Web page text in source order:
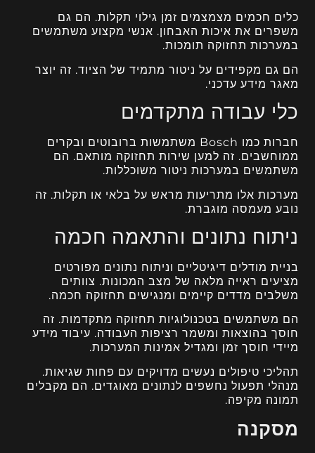
כלים חכמים מצמצמים זמן גילוי תקלות. הם גם
משפרים את איכות האבחון. אנשי מקצוע משתמשים
במערכות תחזוקה תומכות.
הם גם מקפידים על ניטור מתמיד של הציוד. זה יוצר
מאגר מידע עדכני.
כלי עבודה מתקדמים
חברות כמו Bosch משתמשות ברובוטים ובקרים
ממוחשבים. זה למען שירות תחזוקה מותאם. הם
משתמשים במערכות ניטור משוכללות.
מערכות אלו מתריעות מראש על בלאי או תקלות. זה
נובע מעמסה מוגברת.
ניתוח נתונים והתאמה חכמה
בניית מודלים דיגיטליים וניתוח נתונים מפורטים
מציעים ראייה מלאה של מצב המכונות. צוותים
משלבים מדדים קיימים ומנגישים תחזוקה חכמה.
הם משתמשים בטכנולוגיות תחזוקה מתקדמות. זה
חוסך בהוצאות ומשמר רציפות העבודה. עיבוד מידע
מיידי חוסך זמן ומגדיל אמינות המערכות.
תהליכי טיפולים נעשים מדויקים עם פחות שגיאות.
מנהלי תפעול נחשפים לנתונים מאוגדים. הם מקבלים
תמונה מקיפה.
מסקנה